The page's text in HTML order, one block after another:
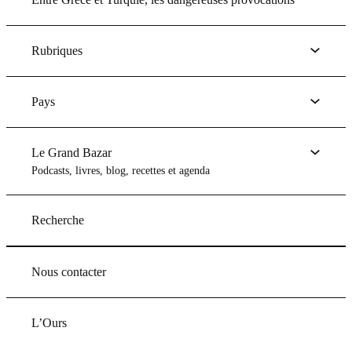
Rubriques
Pays
Le Grand Bazar
Podcasts, livres, blog, recettes et agenda
Recherche
Nous contacter
L’Ours